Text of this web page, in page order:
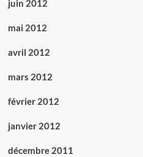
juin 2012
mai 2012
avril 2012
mars 2012
février 2012
janvier 2012
décembre 2011